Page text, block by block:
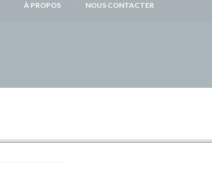
À PROPOS NOUS CONTACTER